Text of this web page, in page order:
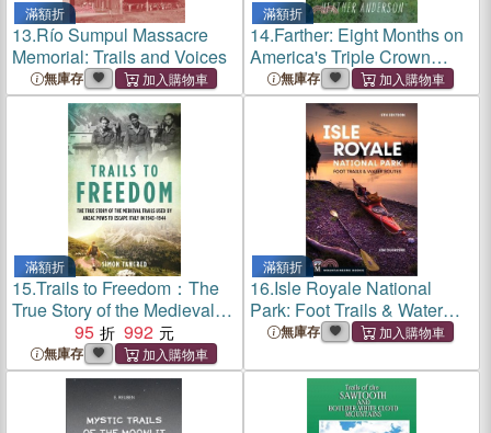
滿額折
13.Río Sumpul Massacre
Memorial: Trails and Voices
無庫存
滿額折
14.Farther: Eight Months on
America's Triple Crown
Trails無庫存
滿額折
15.Trails to Freedom：The
True Story of the Medieval
Trails Used by Anzac POWs
to Escape Italy in 1943–
1944
95 992
無庫存
滿額折
16.Isle Royale National
Park: Foot Trails & Water
Routes
無庫存